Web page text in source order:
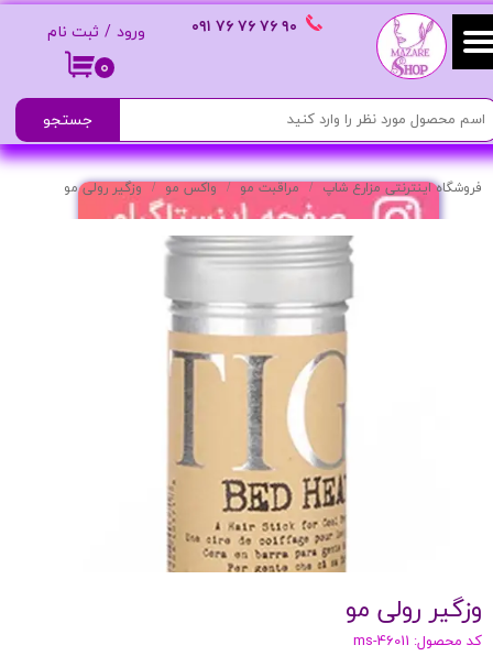
۰
ورود / ثبت نام
حساب کاربری من
تغییر گذر واژه
سفارشات
خروج از حساب کاربری
٩٠ ٧۶ ٧۶ ٧۶ ٠٩١
جستجو
فروشگاه اینترنتی مزارع شاپ مراقبت مو واکس مو وزگیر رولی مو
وزگیر رولی مو
کد محصول: ms-46011